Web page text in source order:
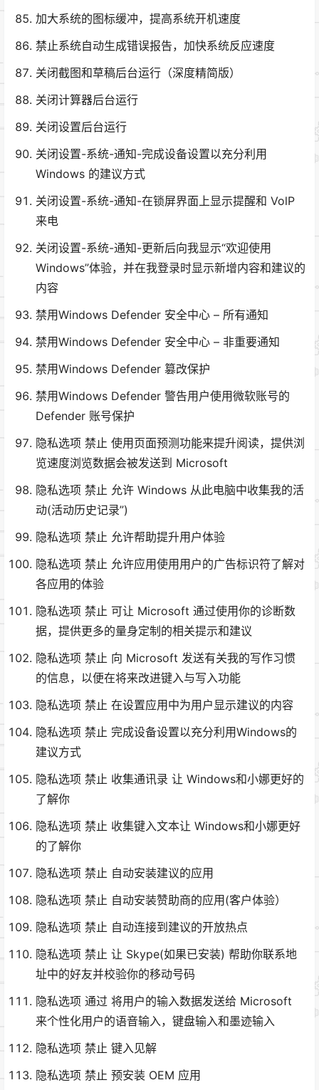
加大系统的图标缓冲，提高系统开机速度
禁止系统自动生成错误报告，加快系统反应速度
关闭截图和草稿后台运行（深度精简版）
关闭计算器后台运行
关闭设置后台运行
关闭设置-系统-通知-完成设备设置以充分利用
Windows 的建议方式
关闭设置-系统-通知-在锁屏界面上显示提醒和 VolP
来电
关闭设置-系统-通知-更新后向我显示“欢迎使用
Windows”体验，并在我登录时显示新增内容和建议的
内容
禁用Windows Defender 安全中心 – 所有通知
禁用Windows Defender 安全中心 – 非重要通知
禁用Windows Defender 篡改保护
禁用Windows Defender 警告用户使用微软账号的
Defender 账号保护
隐私选项 禁止 使用页面预测功能来提升阅读，提供浏
览速度浏览数据会被发送到 Microsoft
隐私选项 禁止 允许 Windows 从此电脑中收集我的活
动(活动历史记录”)
隐私选项 禁止 允许帮助提升用户体验
隐私选项 禁止 允许应用使用用户的广告标识符了解对
各应用的体验
隐私选项 禁止 可让 Microsoft 通过使用你的诊断数
据，提供更多的量身定制的相关提示和建议
隐私选项 禁止 向 Microsoft 发送有关我的写作习惯
的信息，以便在将来改进键入与写入功能
隐私选项 禁止 在设置应用中为用户显示建议的内容
隐私选项 禁止 完成设备设置以充分利用Windows的
建议方式
隐私选项 禁止 收集通讯录 让 Windows和小娜更好的
了解你
隐私选项 禁止 收集键入文本让 Windows和小娜更好
的了解你
隐私选项 禁止 自动安装建议的应用
隐私选项 禁止 自动安装赞助商的应用(客户体验）
隐私选项 禁止 自动连接到建议的开放热点
隐私选项 禁止 让 Skype(如果已安装) 帮助你联系地
址中的好友并校验你的移动号码
隐私选项 通过 将用户的输入数据发送给 Microsoft
来个性化用户的语音输入，键盘输入和墨迹输入
隐私选项 禁止 键入见解
隐私选项 禁止 预安装 OEM 应用